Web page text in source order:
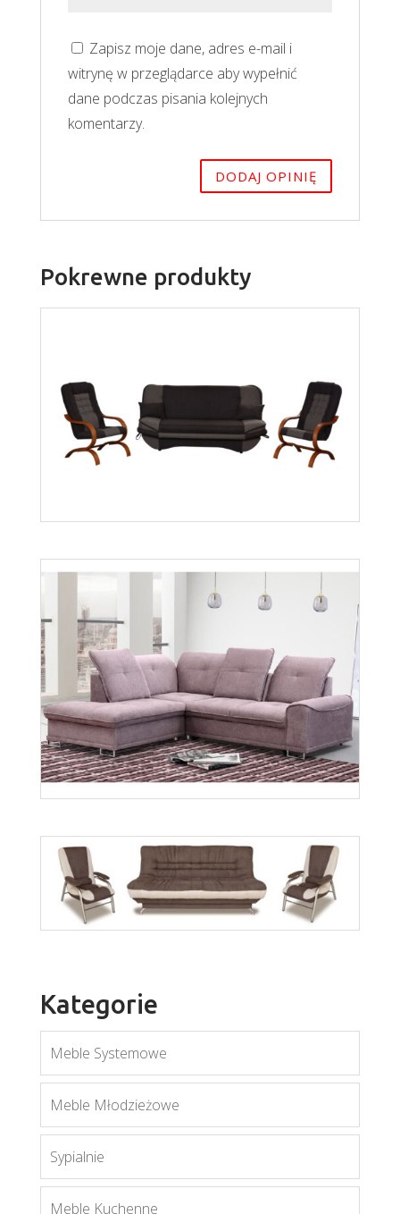
Zapisz moje dane, adres e-mail i
witrynę w przeglądarce aby wypełnić
dane podczas pisania kolejnych
komentarzy.
Pokrewne produkty
Grześ
Więcej
Kategorie
Meble Systemowe
Meble Młodzieżowe
Sypialnie
Meble Kuchenne